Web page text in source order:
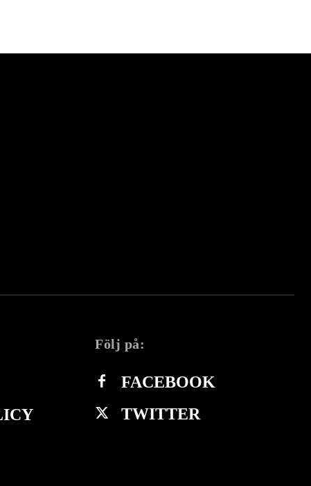
Följ på:
FACEBOOK
TWITTER